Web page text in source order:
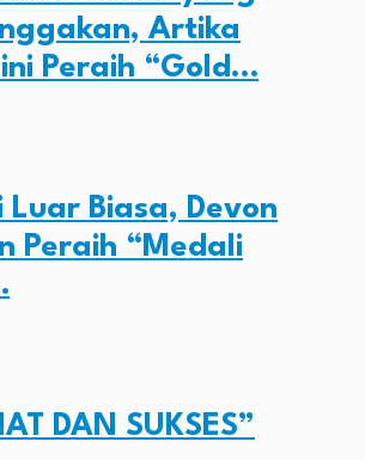
Artika
Peraih “Gold…
Luar Biasa, Devon
Peraih “Medali
DAN SUKSES”